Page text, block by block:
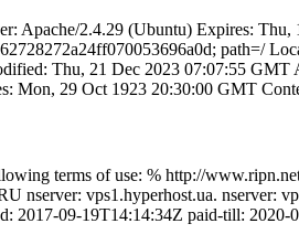
Apache/2.4.29 (Ubuntu) Expires:
path=/
Thu, 21 Dec 2023 07:07:55 GMT
Mon, 29 Oct 1923 20:30:00 GMT
terms of use: % http://
nserver: vps1.hyperhost.ua. nserver:
2017-09-19T14:14:34Z paid-till: